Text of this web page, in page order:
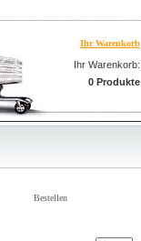
Ihr Warenkorb
Ihr Warenkorb:
0 Produkte
Bestellen